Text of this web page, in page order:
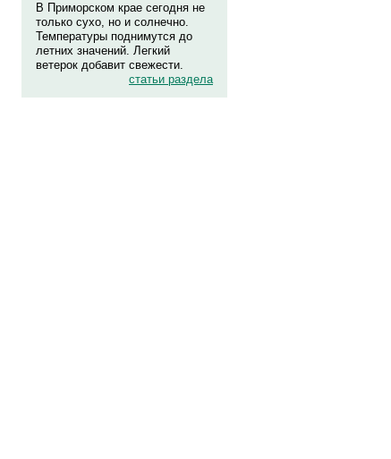
В Приморском крае сегодня не
только сухо, но и солнечно.
Температуры поднимутся до
летних значений. Легкий
ветерок добавит свежести.
статьи раздела